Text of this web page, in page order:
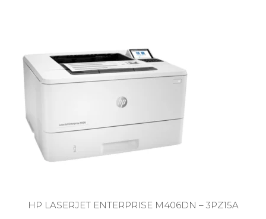
HP LASERJET ENTERPRISE M406DN – 3PZ15A